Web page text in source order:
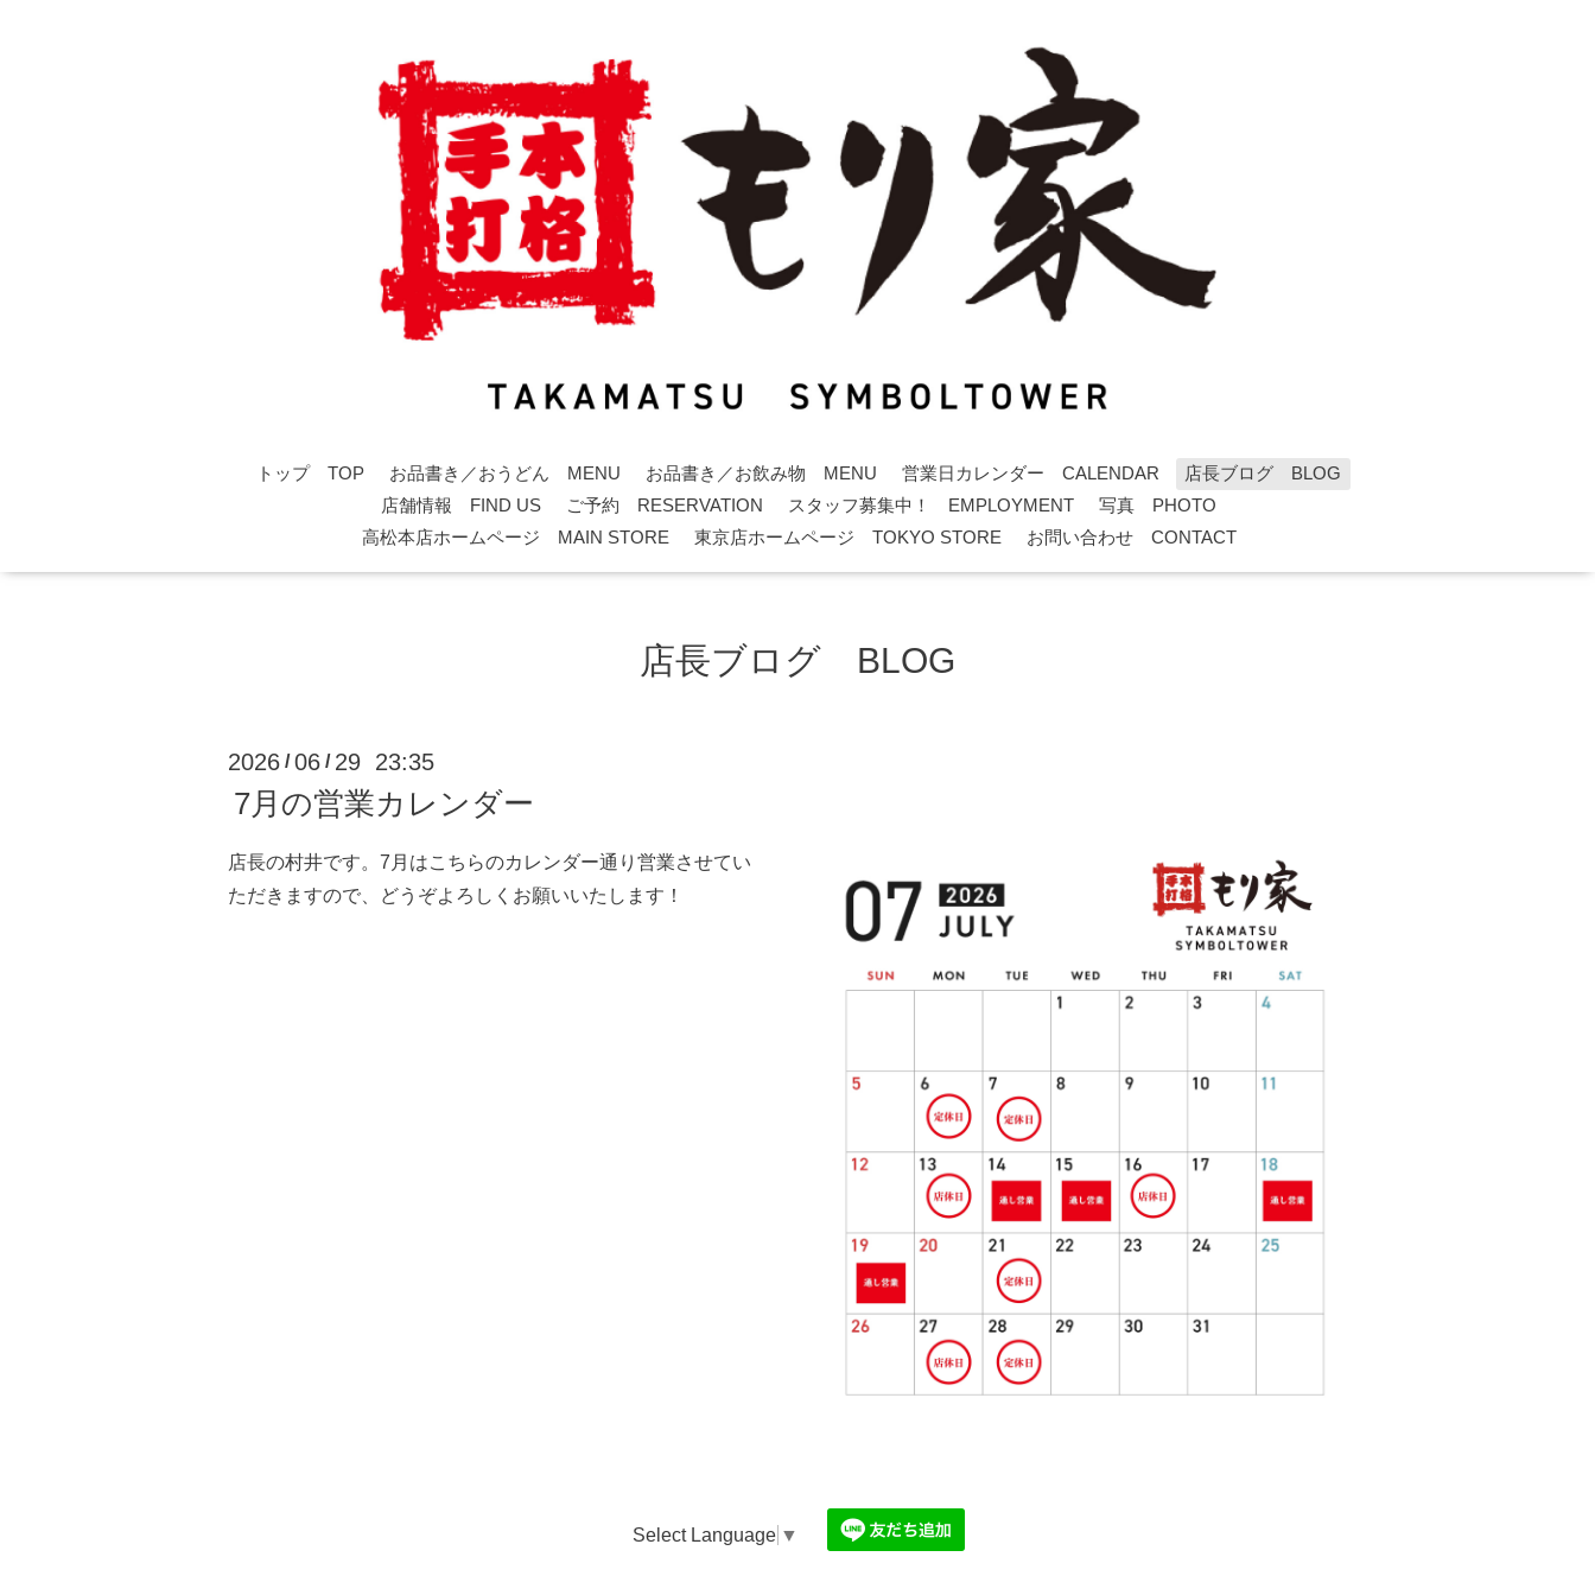
トップ TOP お品書き／おうどん MENU お品書き／お飲み物 MENU 営業日カレンダー CALENDAR
店長ブログ BLOG
店舗情報 FIND US
ご予約 RESERVATION スタッフ募集中！ EMPLOYMENT
写真 PHOTO
高松本店ホームページ MAIN STORE
東京店ホームページ TOKYO STORE お問い合わせ CONTACT
店長ブログ BLOG
2026 /06 / 29 23:35
7月の営業カレンダー
店長の村井です。7月はこちらのカレンダー通り営業させてい
ただきますので、どうぞよろしくお願いいたします！
Select Language ▼